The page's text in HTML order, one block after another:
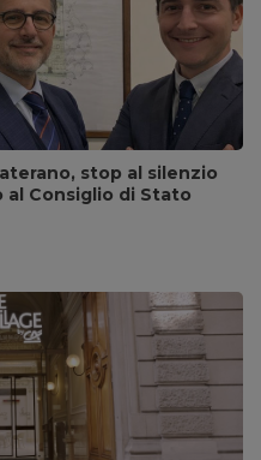
stop al silenzio
al Consiglio di Stato